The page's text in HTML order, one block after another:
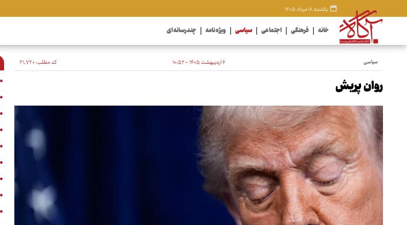
یکشنبه ۱۸ مرداد ۱۴۰۵
خانه فرهنگی اجتماعی سیاسی ویژه نامه چندرسانه ای
سیاسی ۶ اردیبهشت ۱۴۰۵ - ۱۰:۵۲ کد مطلب:۲۱٬۷۲۰
روان پریش